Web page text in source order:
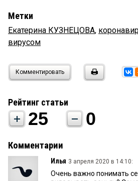
Метки
Екатерина КУЗНЕЦОВА,
вирусом
Комментировать
Рейтинг статьи
25 0
Комментарии
Илья 3 апреля 2020 в 14:10:
Очень важно понимать